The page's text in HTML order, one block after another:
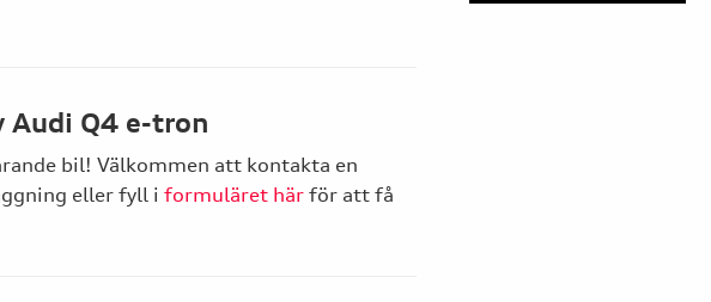
Audi Q4 e-tron
bil! Välkommen att kontakta en
eller fyll i formuläret här för att få